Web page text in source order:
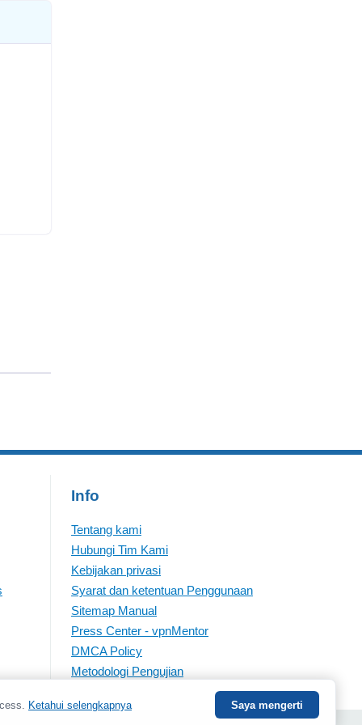
Info
Tentang kami
Hubungi Tim Kami
Kebijakan privasi
Syarat dan ketentuan Penggunaan
Sitemap Manual
Press Center - vpnMentor
DMCA Policy
Metodologi Pengujian
Ketahui selengkapnya Saya mengerti